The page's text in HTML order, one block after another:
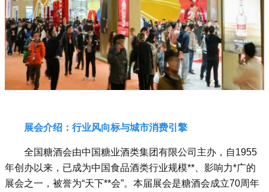
展会介绍：行业风向标与城市消费引擎
全国糖酒会由中国糖业酒类集团有限公司主办，自1955
年创办以来，已成为中国食品酒类行业规模**、影响力*广的
展会之一，被誉为“天下**会”。本届展会是糖酒会成立70周年